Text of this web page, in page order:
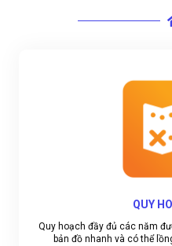
QUY
Quy hoạch đầy đủ các năm
bản đồ nhanh và có thể